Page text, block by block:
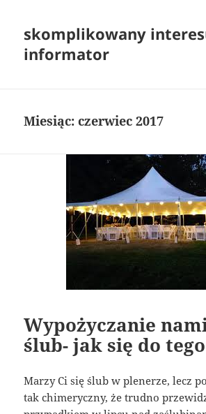
skomplikowany
informator
Miesiąc:czerwiec 2017
Wypożyczanie
ślub- jak się do
Marzy Ci się ślub w plenerze, lecz
tak chimeryczny, że trudno